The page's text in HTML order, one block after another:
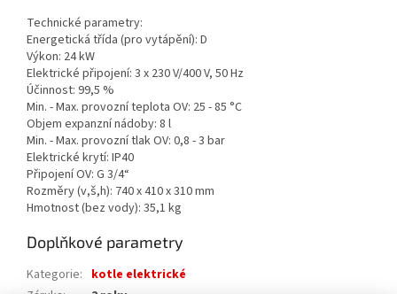
Technické parametry:
Energetická třída (pro vytápění): D
Výkon: 24 kW
Elektrické připojení: 3 x 230 V/400 V, 50 Hz
Účinnost: 99,5 %
Min. - Max. provozní teplota OV: 25 - 85 °C
Objem expanzní nádoby: 8 l
Min. - Max. provozní tlak OV: 0,8 - 3 bar
Elektrické krytí: IP40
Připojení OV: G 3/4“
Rozměry (v,š,h): 740 x 410 x 310 mm
Hmotnost (bez vody): 35,1 kg
Doplňkové parametry
Kategorie: kotle elektrické